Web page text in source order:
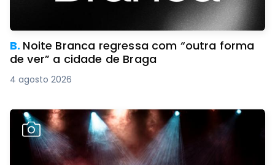
B. Noite Branca regressa com “outra forma
de ver” a cidade de Braga
4 agosto 2026